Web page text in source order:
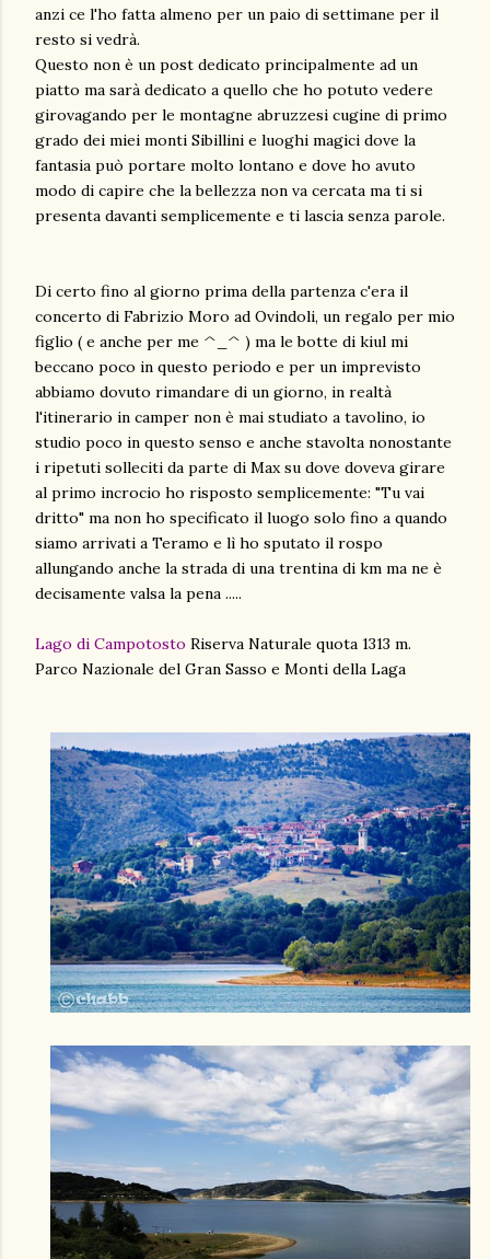
anzi ce l'ho fatta almeno per un paio di settimane per il
resto si vedrà.
Questo non è un post dedicato principalmente ad un
piatto ma sarà dedicato a quello che ho potuto vedere
girovagando per le montagne abruzzesi cugine di primo
grado dei miei monti Sibillini e luoghi magici dove la
fantasia può portare molto lontano e dove ho avuto
modo di capire che la bellezza non va cercata ma ti si
presenta davanti semplicemente e ti lascia senza parole.
Di certo fino al giorno prima della partenza c'era il
concerto di Fabrizio Moro ad Ovindoli, un regalo per mio
figlio ( e anche per me ^_^ ) ma le botte di kiul mi
beccano poco in questo periodo e per un imprevisto
abbiamo dovuto rimandare di un giorno, in realtà
l'itinerario in camper non è mai studiato a tavolino, io
studio poco in questo senso e anche stavolta nonostante
i ripetuti solleciti da parte di Max su dove doveva girare
al primo incrocio ho risposto semplicemente: "Tu vai
dritto" ma non ho specificato il luogo solo fino a quando
siamo arrivati a Teramo e lì ho sputato il rospo
allungando anche la strada di una trentina di km ma ne è
decisamente valsa la pena .....
Lago di Campotosto Riserva Naturale quota 1313 m.
Parco Nazionale del Gran Sasso e Monti della Laga